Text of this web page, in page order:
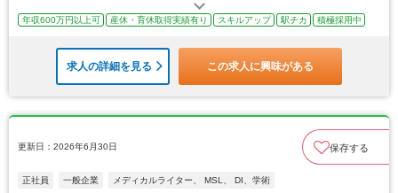
年収600万円以上可 産休・育休取得実績有り スキルアップ 駅チカ 積極採用中
求人の詳細を見る この求人に興味がある
更新日：2026年6月30日 保存する
正社員 一般企業 メディカルライター、 MSL、 DI、学術